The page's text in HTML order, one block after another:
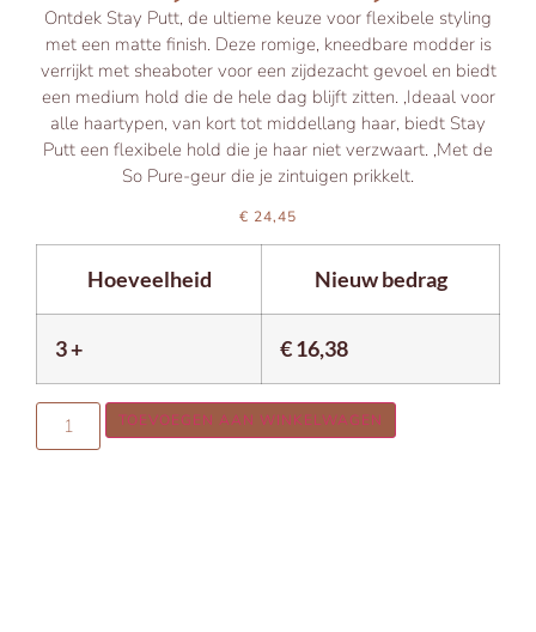
Ontdek Stay Putt, de ultieme keuze voor flexibele styling
met een matte finish. Deze romige, kneedbare modder is
verrijkt met sheaboter voor een zijdezacht gevoel en biedt
een medium hold die de hele dag blijft zitten. ,Ideaal voor
alle haartypen, van kort tot middellang haar, biedt Stay
Putt een flexibele hold die je haar niet verzwaart. ,Met de
So Pure-geur die je zintuigen prikkelt.
€ 24,45
Hoeveelheid Nieuw bedrag
3 + €16,38
TOEVOEGEN AAN WINKELWAGEN